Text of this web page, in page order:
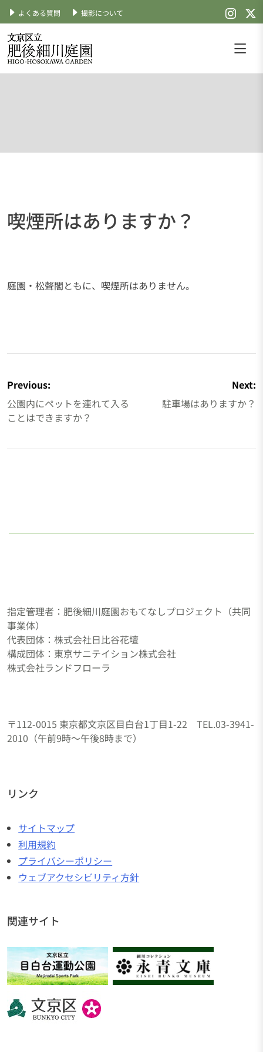
よくある質問 撮影について
Skip
to
content
文京区立肥後細川庭園
公式サイト
喫煙所はありますか？
庭園・松聲閣ともに、喫煙所はありません。
稿
ナ
ビ
Previous:
公園内にペットを連れて入る
ことはできますか？
Next:
駐車場はありますか？
指定管理者：肥後細川庭園おもてなしプロジェクト（共同
事業体）
代表団体：株式会社日比谷花壇
構成団体：東京サニテイション株式会社
株式会社ランドフローラ
〒112-0015 東京都文京区目白台1丁目1-22 TEL.03-3941-
2010（午前9時～午後8時まで）
リンク
サイトマップ
利用規約
プライバシーポリシー
ウェブアクセシビリティ方針
関連サイト